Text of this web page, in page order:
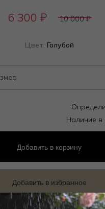
6 300 ₽ 10 000₽
Цвет: Голубой
Наличие в
Добавить в корзину
Добавить в избранное